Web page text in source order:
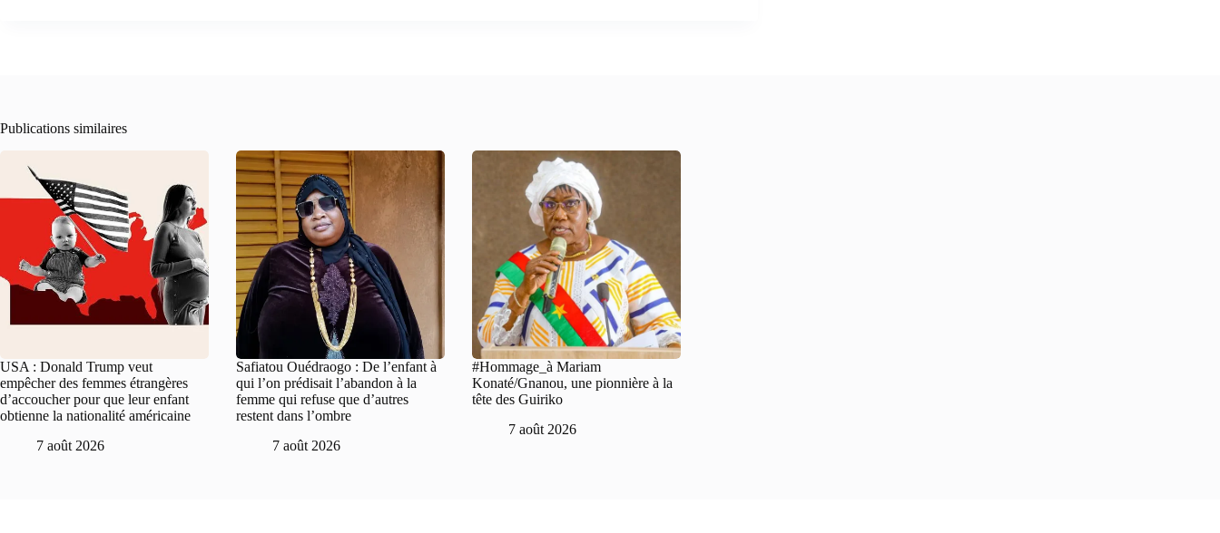
Publications similaires
USA : Donald Trump veut
empêcher des femmes étrangères
d’accoucher pour que leur enfant
obtienne la nationalité américaine
7 août 2026
Safiatou Ouédraogo : De l’enfant à
qui l’on prédisait l’abandon à la
femme qui refuse que d’autres
restent dans l’ombre
7 août 2026
#Hommage_à Mariam
Konaté/Gnanou, une pionnière à la
tête des Guiriko
7 août 2026